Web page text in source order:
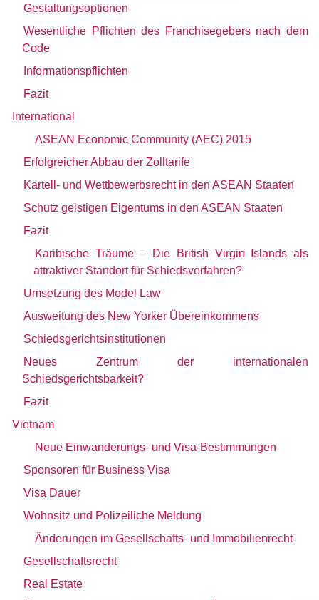
Gestaltungsoptionen
Wesentliche Pflichten des Franchisegebers nach dem
Code
Informationspflichten
Fazit
International
ASEAN Economic Community (AEC) 2015
Erfolgreicher Abbau der Zolltarife
Kartell- und Wettbewerbsrecht in den ASEAN Staaten
Schutz geistigen Eigentums in den ASEAN Staaten
Fazit
Karibische Träume – Die British Virgin Islands als
attraktiver Standort für Schiedsverfahren?
Umsetzung des Model Law
Ausweitung des New Yorker Übereinkommens
Schiedsgerichtsinstitutionen
Neues Zentrum der internationalen
Schiedsgerichtsbarkeit?
Fazit
Vietnam
Neue Einwanderungs- und Visa-Bestimmungen
Sponsoren für Business Visa
Visa Dauer
Wohnsitz und Polizeiliche Meldung
Änderungen im Gesellschafts- und Immobilienrecht
Gesellschaftsrecht
Real Estate